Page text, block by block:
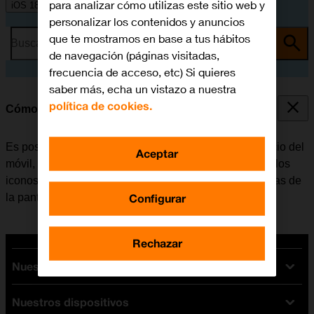
iOS 18
Busca por problema o tema
Cómo configurar la pantalla de inicio del móvil
Es posible personalizar el aspecto de la página de inicio del
móvil, por ejemplo, cambiando el tamaño y el color de los
iconos de las apps además de añadir o eliminar páginas de
la pantalla de inicio.
Nuestras tarifas
Tarifas Orange
Nuestros dispositivos
para analizar cómo utilizas este sitio web y
personalizar los contenidos y anuncios
que te mostramos en base a tus hábitos
de navegación (páginas visitadas,
frecuencia de acceso, etc) Si quieres
saber más, echa un vistazo a nuestra
política de cookies.
Configurar
Rechazar
Aceptar